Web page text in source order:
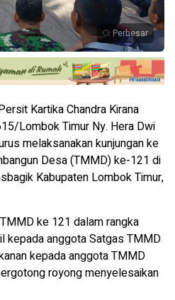
Perbesar
Kartika Chandra Kirana
Lombok Timur Ny. Hera Dwi
melaksanakan kunjungan ke
Desa (TMMD) ke-121 di
Kabupaten Lombok Timur,
ke 121 dalam rangka
kepada anggota Satgas TMMD
kepada anggota TMMD
royong menyelesaikan